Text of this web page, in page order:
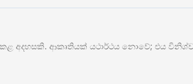
කළ අදහසකි. ආකෘතියක් යථාර්ථය නොවේ; එය